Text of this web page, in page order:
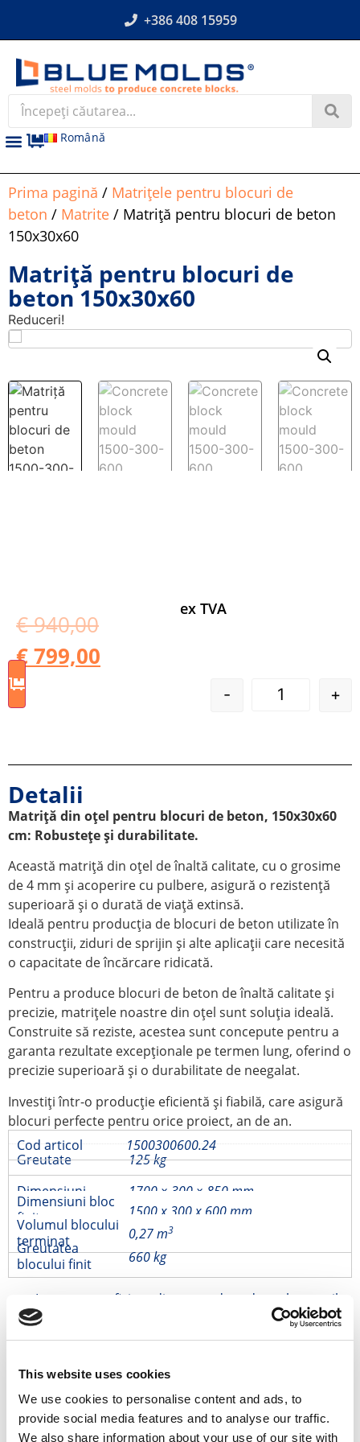
This website uses cookies
We use cookies to personalise content and ads, to
provide social media features and to analyse our traffic.
We also share information about your use of our site with
+386 408 15959
Română
Prima pagină / Matrițele pentru blocuri de
beton / Matrite / Matriță pentru blocuri de beton
150x30x60
Matriță pentru blocuri de
beton 150x30x60
Reduceri!
€940,00
€799,00
ex TVA
- +
Detalii
Matriță din oțel pentru blocuri de beton, 150x30x60
cm: Robustețe și durabilitate.
Această matriță din oțel de înaltă calitate, cu o grosime
de 4 mm și acoperire cu pulbere, asigură o rezistență
superioară și o durată de viață extinsă.
Ideală pentru producția de blocuri de beton utilizate în
construcții, ziduri de sprijin și alte aplicații care necesită
o capacitate de încărcare ridicată.
Pentru a produce blocuri de beton de înaltă calitate și
precizie, matrițele noastre din oțel sunt soluția ideală.
Construite să reziste, acestea sunt concepute pentru a
garanta rezultate excepționale pe termen lung, oferind o
precizie superioară și o durabilitate de neegalat.
Investiți într-o producție eficientă și fiabilă, care asigură
blocuri perfecte pentru orice proiect, an de an.
Cod articol
1500300600.24
Greutate
125 kg
Dimensiuni
1700 × 300 × 850 mm
Dimensiuni bloc
finit
1500 x 300 x 600 mm
Volumul blocului
terminat
0,27 m3
Greutatea
blocului finit
660 kg
Instrument eficient din punct de vedere al costurilor
= producție de volum mare
Livrare în întreaga lume
Vânzări din stoc
Produse înrudite